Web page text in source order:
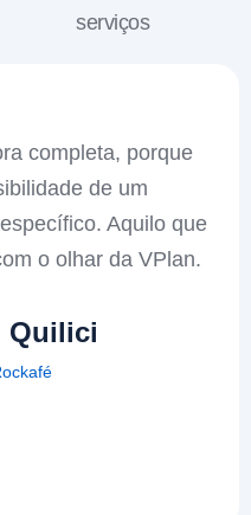
serviços
completa, porque
de um
Aquilo que
o olhar da VPlan.
Quilici